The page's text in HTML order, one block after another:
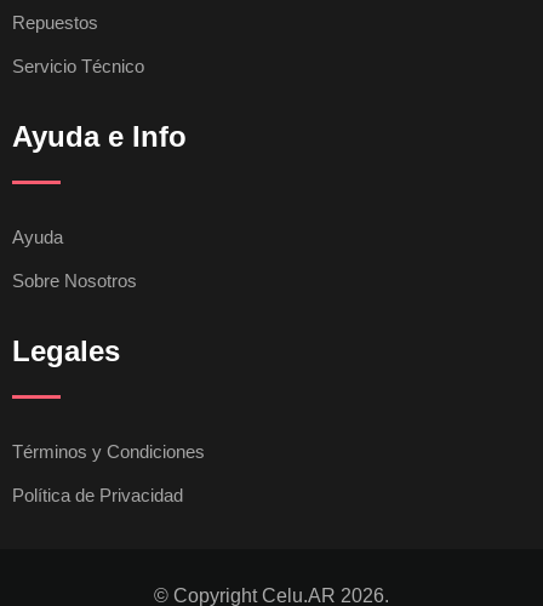
Repuestos
Servicio Técnico
Ayuda e Info
Ayuda
Sobre Nosotros
Legales
Términos y Condiciones
Política de Privacidad
© Copyright Celu.AR 2026.